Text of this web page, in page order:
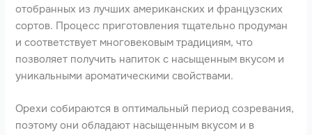
отобранных из лучших американских и французских
сортов. Процесс приготовления тщательно продуман
и соответствует многовековым традициям, что
позволяет получить напиток с насыщенным вкусом и
уникальными ароматическими свойствами.
Орехи собираются в оптимальный период созревания,
поэтому они обладают насыщенным вкусом и в